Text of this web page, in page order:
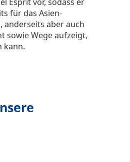
für das Asien-
anderseits aber auch
sowie Wege aufzeigt,
kann.